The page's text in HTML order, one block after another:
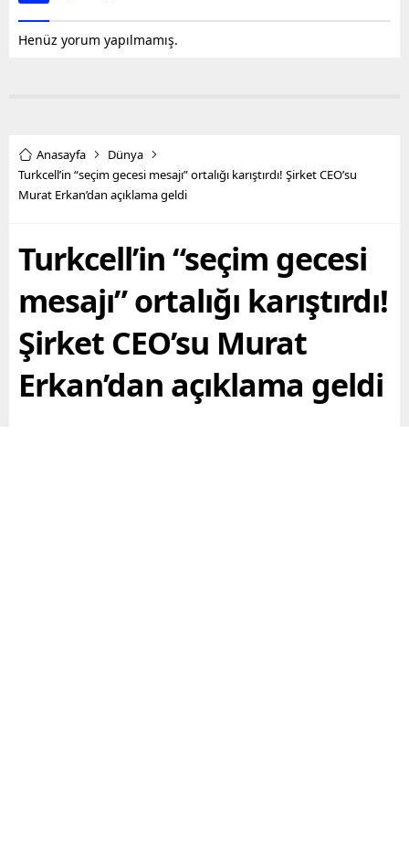
Henüz yorum yapılmamış.
Anasayfa
Dünya
Turkcell’in “seçim gecesi mesajı” ortalığı karıştırdı! Şirket CEO’su
Murat Erkan’dan açıklama geldi
Turkcell’in “seçim gecesi
mesajı” ortalığı karıştırdı!
Şirket CEO’su Murat
Erkan’dan açıklama geldi